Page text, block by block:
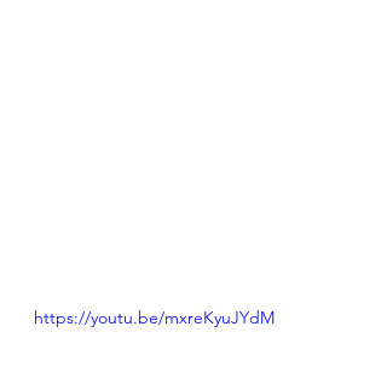
https://youtu.be/mxreKyuJYdM